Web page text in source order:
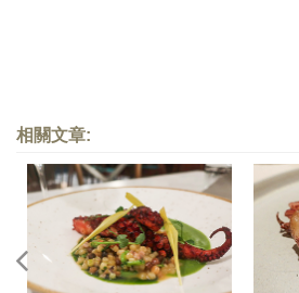
相關文章: